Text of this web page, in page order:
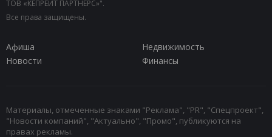
ТОВ «КЕПРЕЙТ ПАРТНЕРС»".
Все права защищены.
Афиша
Недвижимость
Новости
Финансы
Материалы, отмеченные знаками "Реклама", "PR", "Спецпроект",
"Новости компаний", "Актуально", "Промо", публикуются на
правах рекламы.